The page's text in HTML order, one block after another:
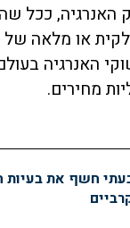
האנרגיה, ככל
או מלאה
האנרגיה
מחירים.
חשף את בעיות